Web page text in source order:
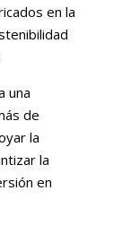
en la
una
de
la
la
en